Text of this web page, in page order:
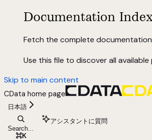
Documentation
Fetch the complete
Use this file to discover all
Skip to main content
CData home page
日本語
Search...
⌘K
アシスタントに質問